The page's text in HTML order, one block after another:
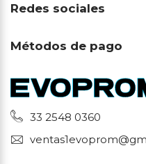
33 2548 0360
Redes sociales
Métodos de pago